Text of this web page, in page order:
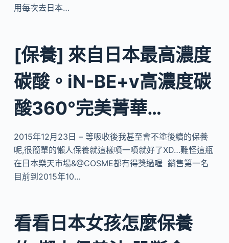
用每次去日本…
[保養] 來自日本最高濃度
碳酸。iN-BE+v高濃度碳
酸360°完美菁華…
2015年12月23日 – 等吸收後我甚至會不塗後續的保養
呢,很簡單的懶人保養就這樣噴一噴就好了XD…難怪這瓶
在日本樂天市場&@COSME都有得獎過喔 銷售第一名
目前到2015年10…
看看日本女孩怎麼保養